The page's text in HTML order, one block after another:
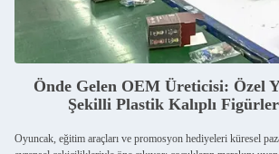
Önde Gelen OEM Üreticisi: Özel
Şekilli Plastik Kalıplı
Oyuncak, eğitim araçları ve promosyon hediyeleri küresel